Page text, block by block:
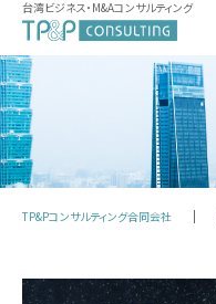
台湾ビジネス・M&Aコンサルティング
TP&Pコンサルティング合同会社